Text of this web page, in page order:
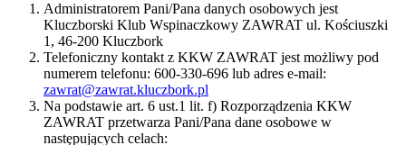
Administratorem Pani/Pana danych osobowych jest
Kluczborski Klub Wspinaczkowy ZAWRAT ul. Kościuszki
1, 46-200 Kluczbork
Telefoniczny kontakt z KKW ZAWRAT jest możliwy pod
numerem telefonu: 600-330-696 lub adres e-mail:
zawrat@zawrat.kluczbork.pl
Na podstawie art. 6 ust.1 lit. f) Rozporządzenia KKW
ZAWRAT przetwarza Pani/Pana dane osobowe w
następujących celach: